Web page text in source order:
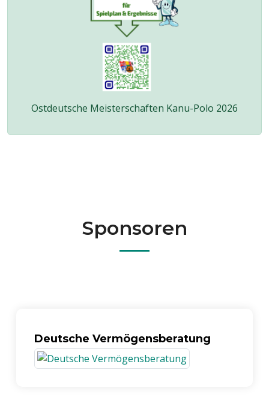
Ostdeutsche Meisterschaften Kanu-Polo 2026
Sponsoren
Deutsche Vermögensberatung